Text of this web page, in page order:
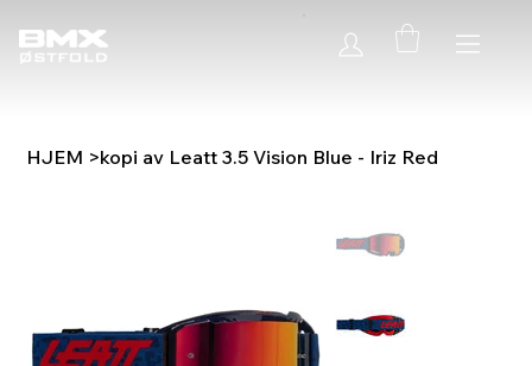
HJEM >kopi av Leatt 3.5 Vision Blue - Iriz Red